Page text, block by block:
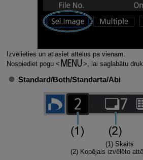
Izvēlieties un atlasiet attēlus pa vienam.
Nospiediet pogu
, lai saglabātu
Standard/Both/Standarta/Abi
(1) Skaits
(2) Kopējais izvēlēto